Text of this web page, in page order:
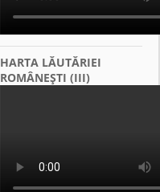
HARTA LĂUTĂRIEI
ROMÂNEŞTI (III)